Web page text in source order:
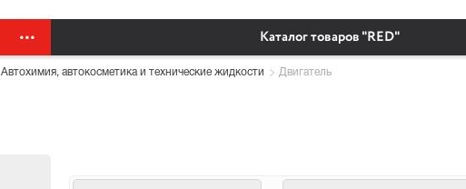
Каталог товаров "RED"
Автохимия, автокосметика и технические жидкости Двигатель